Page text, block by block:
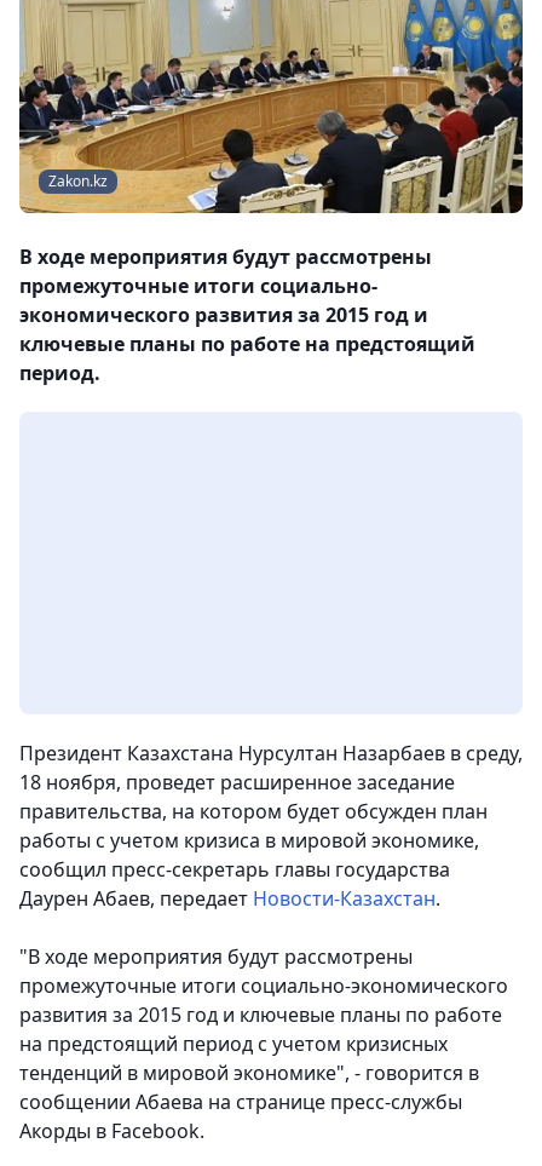
Zakon.kz
В ходе мероприятия будут рассмотрены
промежуточные итоги социально-
экономического развития за 2015 год и
ключевые планы по работе на предстоящий
период.
Президент Казахстана Нурсултан Назарбаев в среду,
18 ноября, проведет расширенное заседание
правительства, на котором будет обсужден план
работы с учетом кризиса в мировой экономике,
сообщил пресс-секретарь главы государства
Даурен Абаев, передает Новости-Казахстан.
"В ходе мероприятия будут рассмотрены
промежуточные итоги социально-экономического
развития за 2015 год и ключевые планы по работе
на предстоящий период с учетом кризисных
тенденций в мировой экономике", - говорится в
сообщении Абаева на странице пресс-службы
Акорды в Facebook.